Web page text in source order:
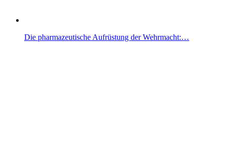
Die pharmazeutische Aufrüstung der Wehrmacht:…